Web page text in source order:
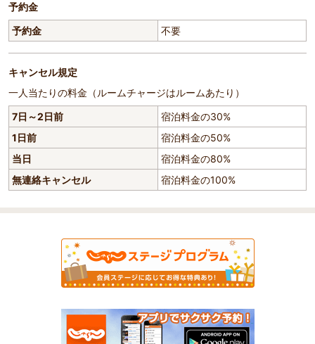
予約金
予約金
不要
キャンセル規定
一人当たりの料金（ルームチャージはルームあたり）
7日～2日前
宿泊料金の30%
1日前
宿泊料金の50%
当日
宿泊料金の80%
無連絡キャンセル
宿泊料金の100%